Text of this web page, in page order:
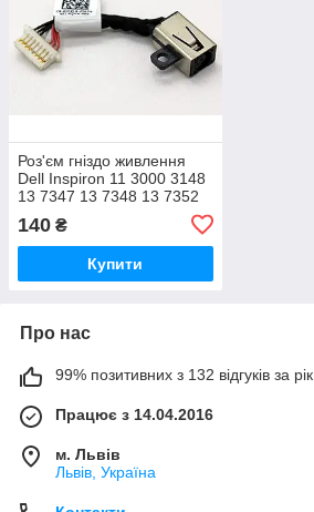
Роз'єм гніздо живлення
Dell Inspiron 11 3000 3148
13 7347 13 7348 13 7352
JDX1R7347 CN OJDX
140 ₴
Купити
Про нас
99% позитивних з 132 відгуків за рік
Працює з 14.04.2016
м. Львів
Львів, Україна